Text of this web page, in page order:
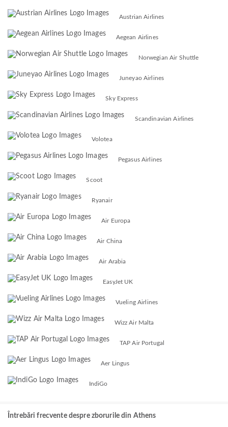
Austrian Airlines
Aegean Airlines
Norwegian Air Shuttle
Juneyao Airlines
Sky Express
Scandinavian Airlines
Volotea
Pegasus Airlines
Scoot
Ryanair
Air Europa
Air China
Air Arabia
EasyJet UK
Vueling Airlines
Wizz Air Malta
TAP Air Portugal
Aer Lingus
IndiGo
Întrebări frecvente despre zborurile din Athens